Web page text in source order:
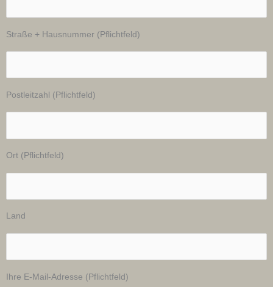
Straße + Hausnummer (Pflichtfeld)
Postleitzahl (Pflichtfeld)
Ort (Pflichtfeld)
Land
Ihre E-Mail-Adresse (Pflichtfeld)